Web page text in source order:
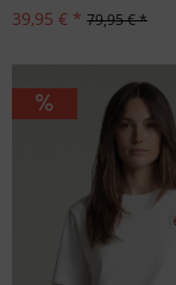
39,95 € * 79,95 € *